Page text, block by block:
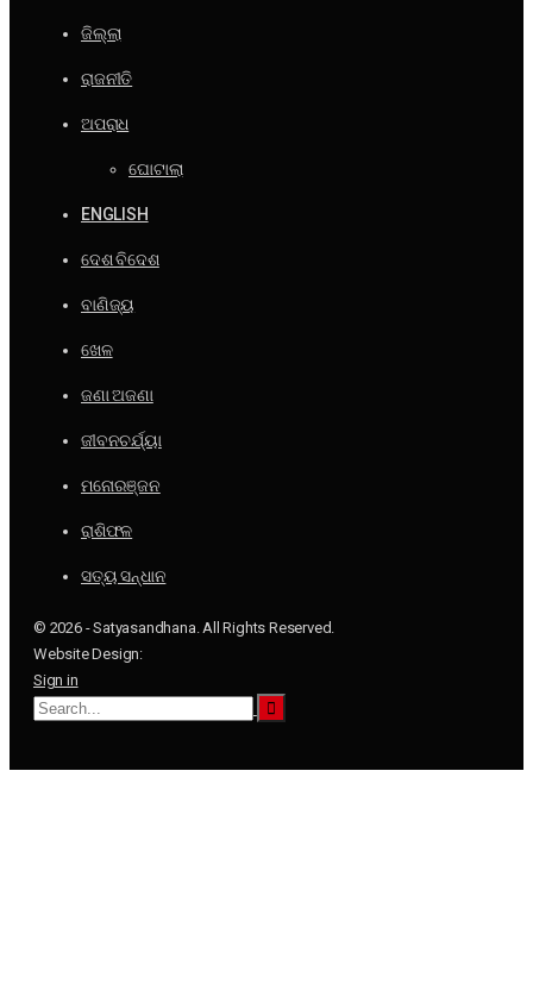
ଜିଲ୍ଲା
ରାଜନୀତି
ଅପରାଧ
ଘୋଟାଲା
ENGLISH
ଦେଶ ବିଦେଶ
ବାଣିଜ୍ୟ
ଖେଳ
ଜଣା ଅଜଣା
ଜୀବନଚର୍ଯ୍ୟା
ମନୋରଞ୍ଜନ
ରାଶିଫଳ
ସତ୍ୟ ସନ୍ଧାନ
© 2026 - Satyasandhana. All Rights Reserved.
Website Design:
Sign in